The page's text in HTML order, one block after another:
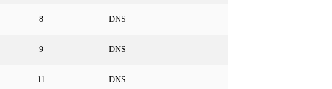
8 DNS
9 DNS
11 DNS